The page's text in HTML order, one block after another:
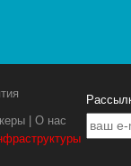
|О нас